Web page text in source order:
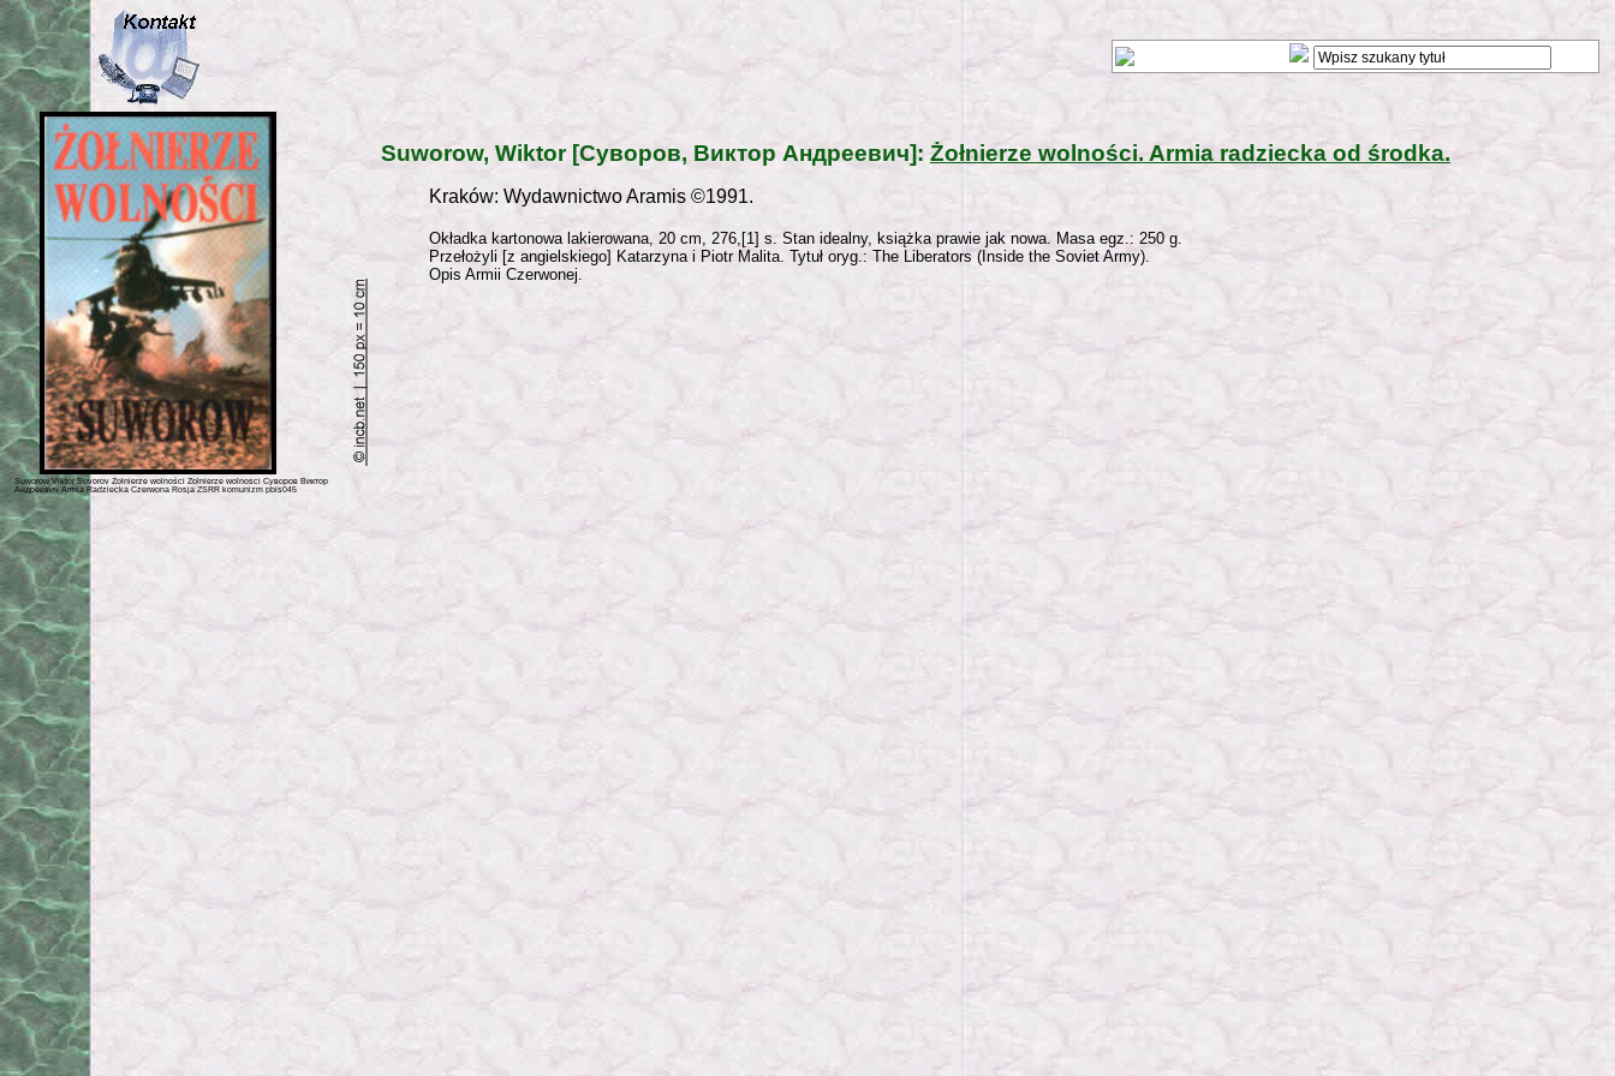
Suworow, Wiktor [Суворов, Виктор Андреевич]: Żołnierze wolności. Armia radziecka od środka.
Kraków: Wydawnictwo Aramis ©1991.
Okładka kartonowa lakierowana, 20 cm, 276,[1] s. Stan idealny, książka prawie jak nowa. Masa egz.: 250 g.
Przełożyli [z angielskiego] Katarzyna i Piotr Malita. Tytuł oryg.: The Liberators (Inside the Soviet Army).
Opis Armii Czerwonej.
Suworow Viktor Suvorov Żołnierze wolności Zolnierze wolnosci Суворов Виктор
Андреевич Armia Radziecka Czerwona Rosja ZSRR komunizm pbis045